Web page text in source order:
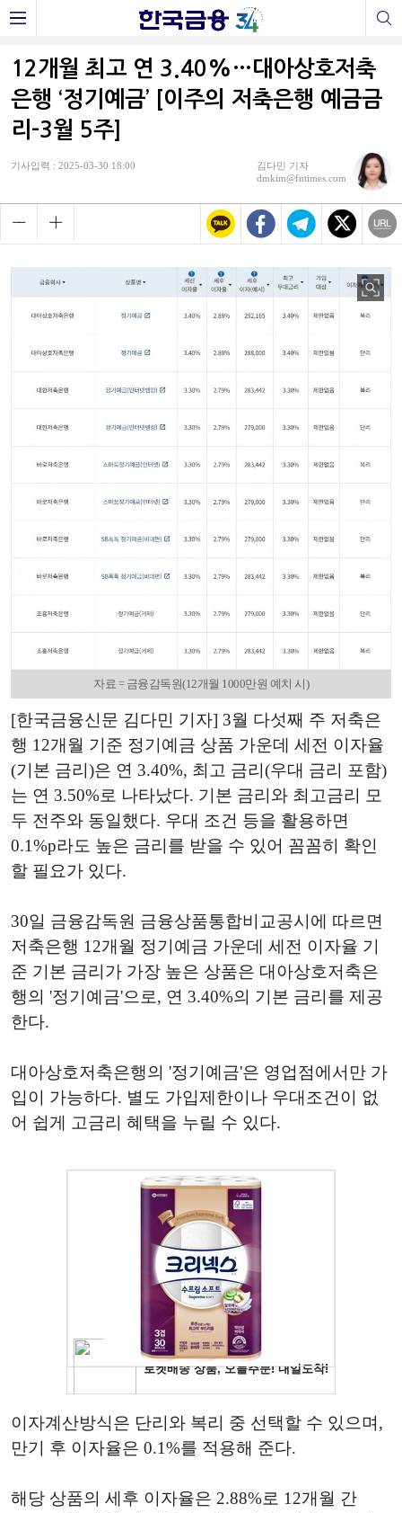
12개월 최고 연 3.40%…대아상호저축
은행 ‘정기예금’ [이주의 저축은행 예금금
리-3월 5주]
기사입력 : 2025-03-30 18:00
김다민 기자
dmkim@fntimes.com
자료 = 금융감독원(12개월 1000만원 예치 시)
[한국금융신문 김다민 기자] 3월 다섯째 주 저축은
행 12개월 기준 정기예금 상품 가운데 세전 이자율
(기본 금리)은 연 3.40%, 최고 금리(우대 금리 포함)
는 연 3.50%로 나타났다. 기본 금리와 최고금리 모
두 전주와 동일했다. 우대 조건 등을 활용하면
0.1%p라도 높은 금리를 받을 수 있어 꼼꼼히 확인
할 필요가 있다.
30일 금융감독원 금융상품통합비교공시에 따르면
저축은행 12개월 정기예금 가운데 세전 이자율 기
준 기본 금리가 가장 높은 상품은 대아상호저축은
행의 '정기예금'으로, 연 3.40%의 기본 금리를 제공
한다.
대아상호저축은행의 '정기예금'은 영업점에서만 가
입이 가능하다. 별도 가입제한이나 우대조건이 없
어 쉽게 고금리 혜택을 누릴 수 있다.
이자계산방식은 단리와 복리 중 선택할 수 있으며,
만기 후 이자율은 0.1%를 적용해 준다.
해당 상품의 세후 이자율은 2.88%로 12개월 간